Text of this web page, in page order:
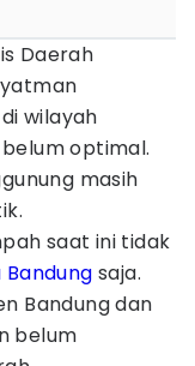
Daerah
wilayah
optimal.
masih
saat ini tidak
Bandung saja.
Bandung dan
belum